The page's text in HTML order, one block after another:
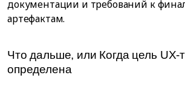
документации и требований к
артефактам.
Что дальше, или Когда цель UX-
определена